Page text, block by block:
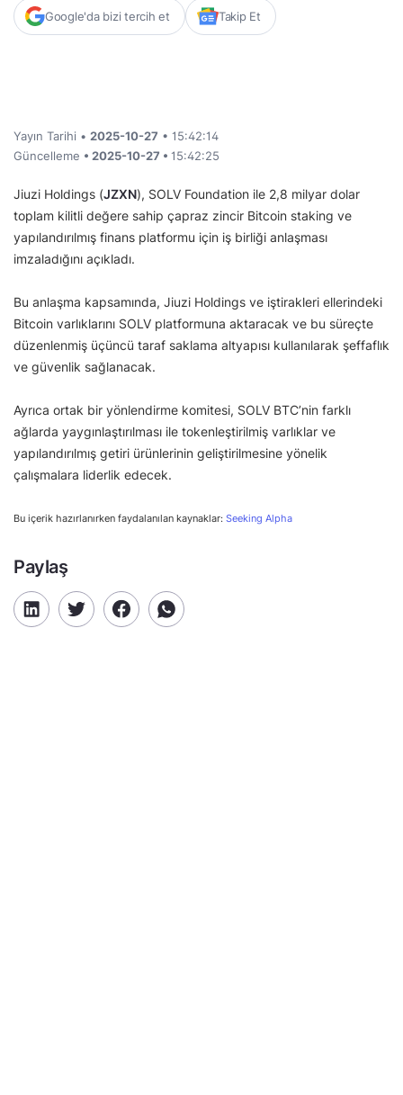
Google'da bizi tercih et Takip Et
Yayın Tarihi • 2025-10-27 • 15:42:14
Güncelleme • 2025-10-27 • 15:42:25
Jiuzi Holdings (JZXN), SOLV Foundation ile 2,8 milyar dolar
toplam kilitli değere sahip çapraz zincir Bitcoin staking ve
yapılandırılmış finans platformu için iş birliği anlaşması
imzaladığını açıkladı.
Bu anlaşma kapsamında, Jiuzi Holdings ve iştirakleri ellerindeki
Bitcoin varlıklarını SOLV platformuna aktaracak ve bu süreçte
düzenlenmiş üçüncü taraf saklama altyapısı kullanılarak şeffaflık
ve güvenlik sağlanacak.
Ayrıca ortak bir yönlendirme komitesi, SOLV BTC’nin farklı
ağlarda yaygınlaştırılması ile tokenleştirilmiş varlıklar ve
yapılandırılmış getiri ürünlerinin geliştirilmesine yönelik
çalışmalara liderlik edecek.
Bu içerik hazırlanırken faydalanılan kaynaklar: Seeking Alpha
Paylaş